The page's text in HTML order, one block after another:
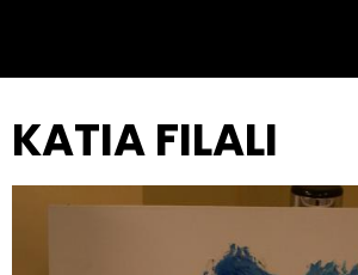
KATIA FILALI